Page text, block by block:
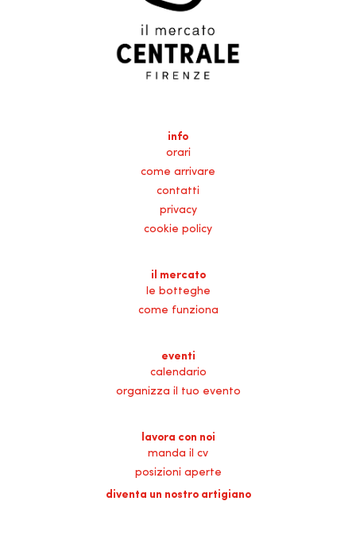
info
orari
come arrivare
contatti
privacy
cookie policy
il mercato
le botteghe
come funziona
eventi
calendario
organizza il tuo evento
lavora con noi
manda il cv
posizioni aperte
diventa un nostro artigiano